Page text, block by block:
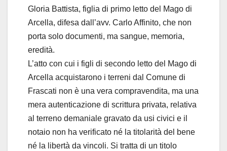
Gloria Battista, figlia di primo letto del Mago di
Arcella, difesa dall’avv. Carlo Affinito, che non
porta solo documenti, ma sangue, memoria,
eredità.
L’atto con cui i figli di secondo letto del Mago di
Arcella acquistarono i terreni dal Comune di
Frascati non è una vera compravendita, ma una
mera autenticazione di scrittura privata, relativa
al terreno demaniale gravato da usi civici e il
notaio non ha verificato né la titolarità del bene
né la libertà da vincoli. Si tratta di un titolo